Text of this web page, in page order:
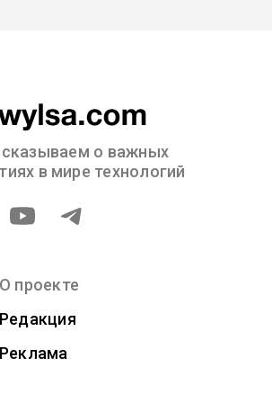
о важных
в мире технологий
О проекте
Редакция
Реклама